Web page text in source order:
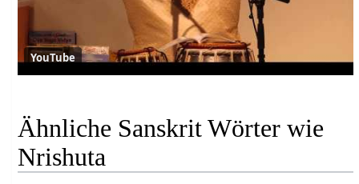
YouTube
Ähnliche Sanskrit Wörter wie
Nrishuta